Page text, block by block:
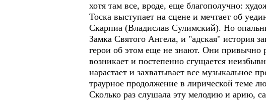
хотя там все, вроде, еще благополучно:
Тоска выступает на сцене и мечтает об
Скарпиа (Владислав Сулимский). Но
Замка Святого Ангела, и "адская" история
герои об этом еще не знают. Они привычно
возникает и постепенно сгущается
нарастает и захватывает все музыкальное
траурное продолжение в лирической теме
Сколько раз слушала эту мелодию и арию,